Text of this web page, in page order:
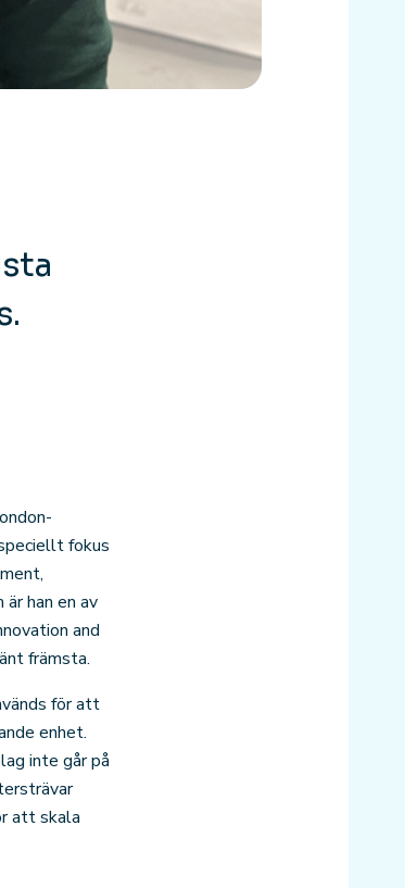
fokus
han en av
and
främsta.
för att
enhet.
inte går på
att skala